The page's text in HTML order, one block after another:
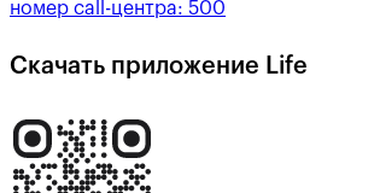
номер call-центра: 500
Скачать приложение Life